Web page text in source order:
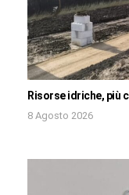
Risorse idriche, più
8 Agosto 2026